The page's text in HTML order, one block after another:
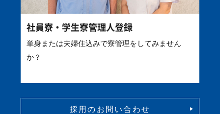
社員寮・学生寮管理人登録
単身または夫婦住込みで寮管理をしてみません
か？
採用のお問い合わせ